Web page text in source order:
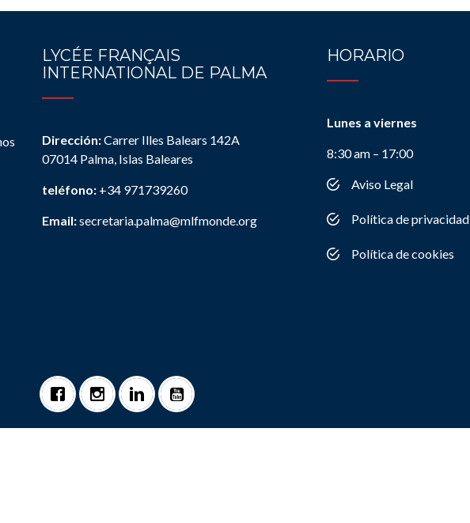
LYCÉE FRANÇAIS
INTERNATIONAL DE PALMA
Dirección:Carrer Illes Balears 142A
07014 Palma, Islas Baleares
teléfono: +34 971739260
Email:secretaria.palma@mlfmonde.org
HORARIO
Lunes a viernes
8:30 am – 17:00
Aviso Legal
Política de privacidad
Política de cookies